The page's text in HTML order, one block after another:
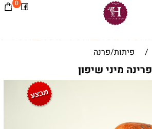
0
/ פיתות/פרנה
פרינה מיני שיפון